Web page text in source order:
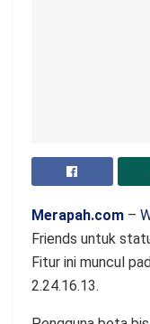
Merapah.com –
Friends untuk
Fitur ini muncul
2.24.16.13.